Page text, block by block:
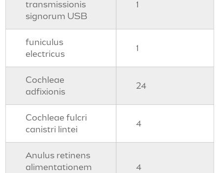
transmissionis
signorum USB
1
funiculus
electricus
1
Cochleae
adfixionis
24
Cochleae fulcri
canistri lintei
4
Anulus retinens
alimentationem
4